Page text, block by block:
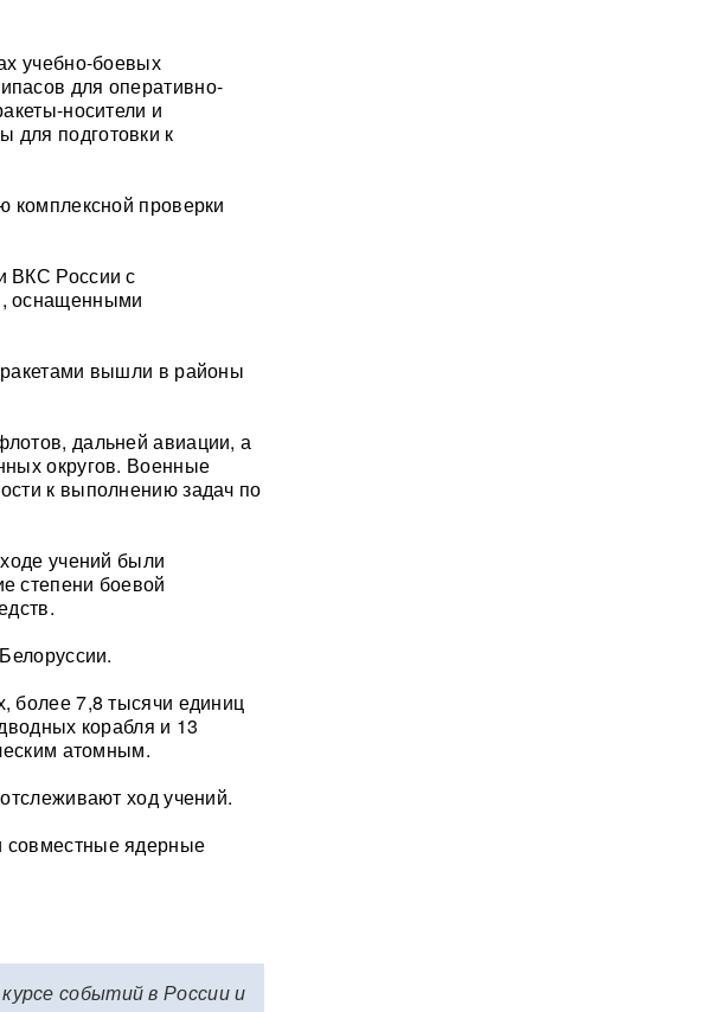
учебно-боевых
для оперативно-
носители и
для подготовки к
комплексной проверки
ВКС России с
оснащенными
вышли в районы
дальней авиации, а
округов. Военные
к выполнению задач по
учений были
степени боевой
более 7,8 тысячи единиц
корабля и 13
атомным.
ход учений.
совместные ядерные
событий в России и